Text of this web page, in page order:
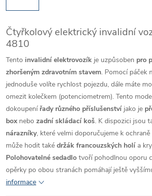
Čtyřkolový elektrický invalidní
4810
Tento invalidní elektrovozík je uzpůsoben pro
zhoršeným zdravotním stavem. Pomocí páček
jednoduše volíte rychlost pojezdu, dále máte
omezit kolečkem (potenciometrem). Tento
dokoupení řady různého příslušenství jako je
boxnebo zadní skládací koš. K dispozici jsou
nárazníky, které velmi doporučujeme k
může hodit také držák francouzských holí a
Polohovatelné sedadlo tvoří pohodlnou oporu
opěrky po obou stranách pomáhají ještě
informace